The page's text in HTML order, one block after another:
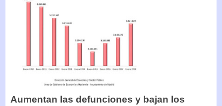
Aumentan las defunciones y bajan los